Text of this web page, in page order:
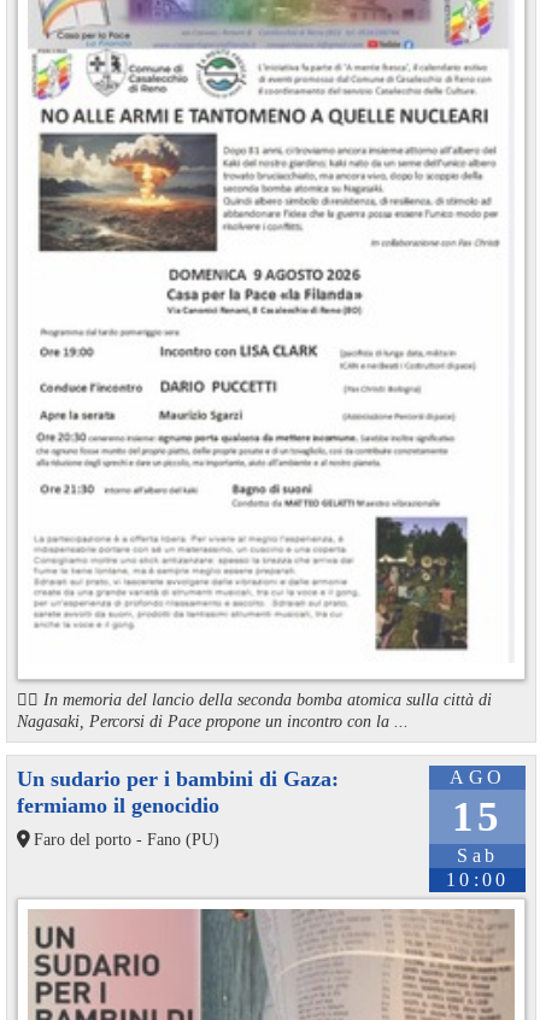
🏳️‍🌈 In memoria del lancio della seconda bomba atomica sulla città di
Nagasaki, Percorsi di Pace propone un incontro con la ...
AGO
15
Sab
10:00
Un sudario per i bambini di Gaza:
fermiamo il genocidio
Faro del porto - Fano (PU)